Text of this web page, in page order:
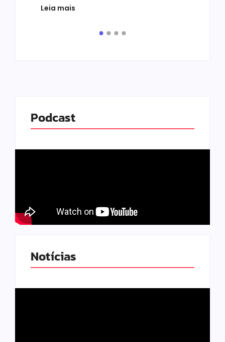
Leia mais
Podcast
Notícias